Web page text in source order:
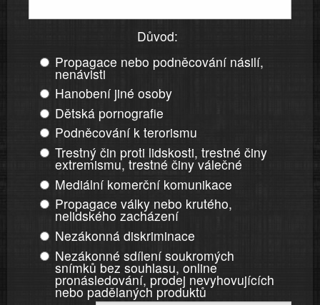
Důvod:
Propagace nebo podněcování násilí,
nenávisti
Hanobení jiné osoby
Dětská pornografie
Podněcování k terorismu
Trestný čin proti lidskosti, trestné činy
extremismu, trestné činy válečné
Mediální komerční komunikace
Propagace války nebo krutého,
nelidského zacházení
Nezákonná diskriminace
Nezákonné sdílení soukromých
snímků bez souhlasu, online
pronásledování, prodej nevyhovujících
nebo padělaných produktů